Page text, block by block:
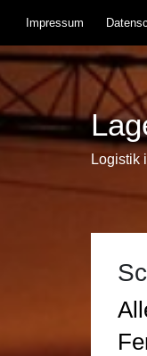
content
Impressum
Logistik